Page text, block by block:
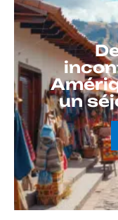
un